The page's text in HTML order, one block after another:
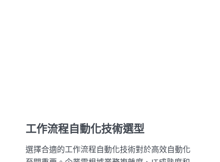
工作流程自動化技術選型
選擇合適的工作流程自動化技術對於高效自動化